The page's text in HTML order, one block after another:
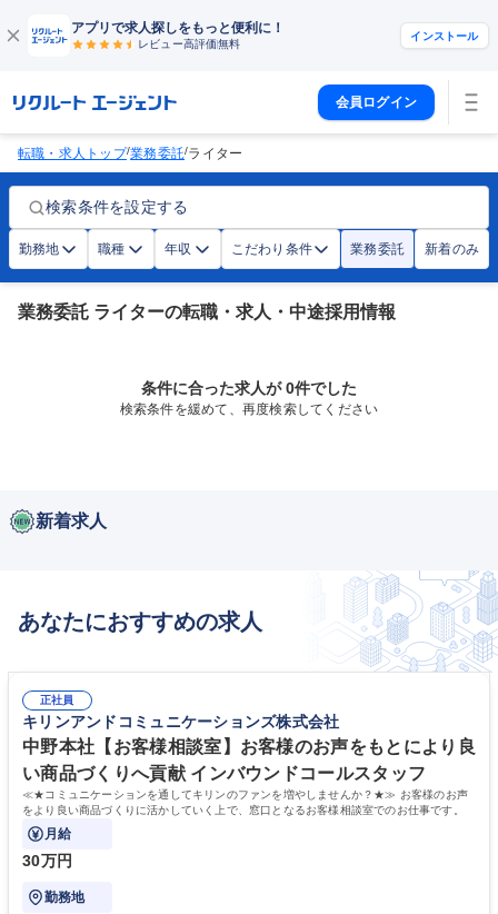
アプリで求人探しをもっと便利に！
レビュー高評価無料
インストール
会員ログイン
転職・求人トップ/業務委託/ライター
検索条件を設定する
勤務地 職種 年収 こだわり条件 業務委託 新着のみ
業務委託 ライターの転職・求人・中途採用情報
条件に合った求人が 0件でした
検索条件を緩めて、再度検索してください
新着求人
あなたにおすすめの求人
正社員
キリンアンドコミュニケーションズ株式会社
中野本社【お客様相談室】お客様のお声をもとにより良
い商品づくりへ貢献 インバウンドコールスタッフ
≪★コミュニケーションを通してキリンのファンを増やしませんか？★≫ お客様のお声
をより良い商品づくりに活かしていく上で、窓口となるお客様相談室でのお仕事です。
月給
30万円
勤務地